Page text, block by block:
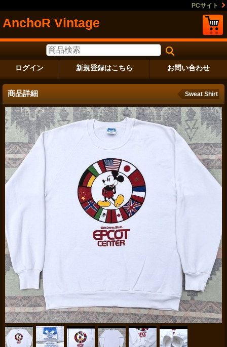
PCサイト
AnchoR Vintage
ログイン 新規登録はこちら お問い合わせ
商品詳細 Sweat Shirt